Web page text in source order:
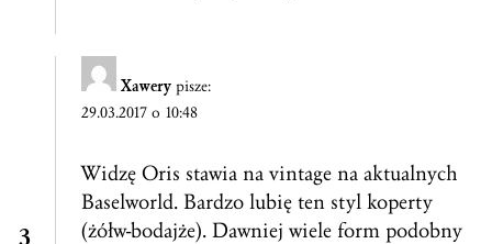
Xawery pisze:
29.03.2017 o 10:48
Widzę Oris stawia na vintage na aktualnych
Baselworld. Bardzo lubię ten styl koperty
(żółw-bodajże). Dawniej wiele form podobny